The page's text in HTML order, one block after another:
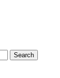
Search